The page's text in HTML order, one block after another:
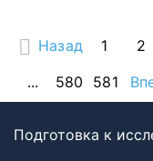
Назад 1 2
...
580 581
Подготовка к